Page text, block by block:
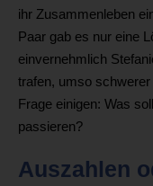
ihr Zusammenleben
Paar gab es nur eine
einvernehmlich
trafen, umso
Frage einigen: Was
passieren?
Auszahlen